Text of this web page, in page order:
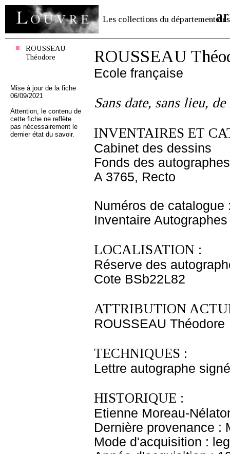
Les collections du département des
ROUSSEAU
Théodore
Mise à jour de la fiche
06/09/2021
Attention, le contenu de
cette fiche ne reflète
pas nécessairement le
dernier état du savoir.
ROUSSEAU
Ecole française
Sans date, sans lieu,
INVENTAIRES ET
Cabinet des dessins
Fonds des autographes
A 3765, Recto
Numéros de catalogue
Inventaire
LOCALISATION :
Réserve des
Cote BSb22L82
ATTRIBUTION
ROUSSEAU Théodore
TECHNIQUES :
Lettre autographe
HISTORIQUE :
Etienne Moreau-
Dernière provenance :
Mode d'acquisition :